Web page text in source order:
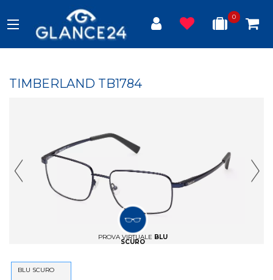
0
TIMBERLAND TB1784
PROVA VIRTUALE BLU
SCURO
Previous Slide
BLU SCURO